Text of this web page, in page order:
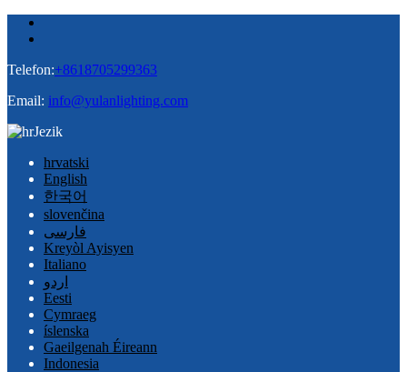
Telefon:+8618705299363
Email: info@yulanlighting.com
Jezik
hrvatski
English
한국어
slovenčina
فارسی
Kreyòl Ayisyen
Italiano
اردو
Eesti
Cymraeg
íslenska
Gaeilgenah Éireann
Indonesia